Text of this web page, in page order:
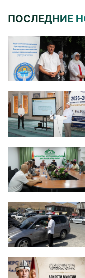
ПОСЛЕДНИЕ